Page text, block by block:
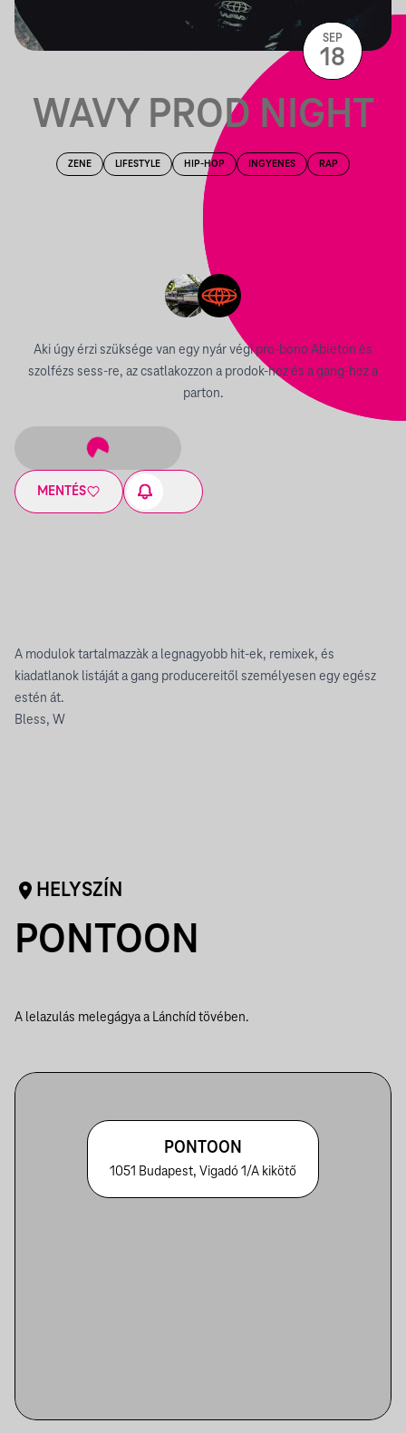
WAVY PROD NIGHT
ZENE LIFESTYLE HIP-HOP INGYENES RAP
Aki úgy érzi szüksége van egy nyár végi pro-bono Ableton és
szolfézs sess-re, az csatlakozzon a prodok-hoz és a gang-hez a
parton.
MENTÉS
SEP
18
A modulok tartalmazzàk a legnagyobb hit-ek, remixek, és
kiadatlanok listáját a gang producereitől személyesen egy egész
estén át.
Bless, W
HELYSZÍN
PONTOON
A lelazulás melegágya a Lánchíd tövében.
PONTOON
1051 Budapest, Vigadó 1/A kikötő